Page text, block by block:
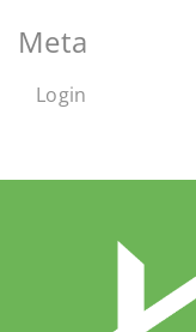
Meta
Login